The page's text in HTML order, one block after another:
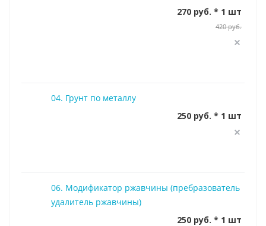
270 руб. * 1 шт
420 руб.
04. Грунт по металлу
250 руб. * 1 шт
06. Модификатор ржавчины (пребразователь
удалитель ржавчины)
250 руб. * 1 шт